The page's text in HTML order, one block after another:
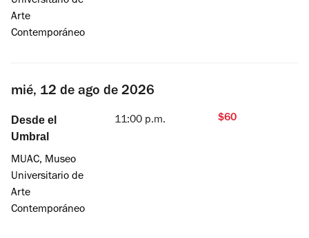
Arte
Contemporáneo
mié, 12 de ago de 2026
Desde el
Umbral
MUAC, Museo
Universitario de
Arte
Contemporáneo
11:00 p.m. $60